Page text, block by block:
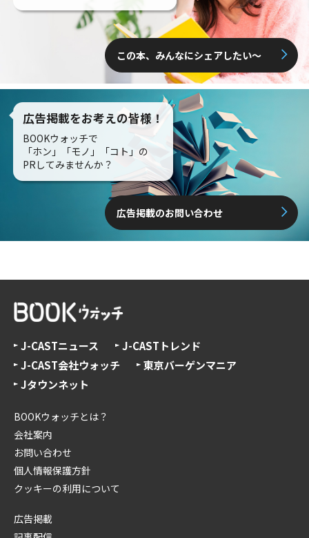
この本、みんなにシェアしたい〜
広告掲載をお考えの皆様！
BOOKウォッチで
「ホン」「モノ」「コト」の
PRしてみませんか？
広告掲載のお問い合わせ
J-CASTニュース
J-CASTトレンド
J-CAST会社ウォッチ
東京バーゲンマニア
Jタウンネット
BOOKウォッチとは？
会社案内
お問い合わせ
個人情報保護方針
クッキーの利用について
広告掲載